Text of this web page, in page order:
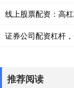
线上股票配资：高
证券公司配资杠杆
推荐阅读